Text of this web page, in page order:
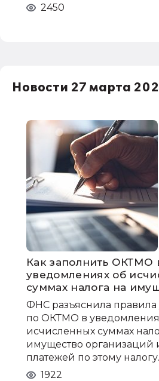
2450
Новости 27 марта
Как заполнить ОКТМО
уведомлениях об
суммах налога на
ФНС разъяснила правила
по ОКТМО в
исчисленных суммах
имущество организаций
платежей по этому налогу.
1922